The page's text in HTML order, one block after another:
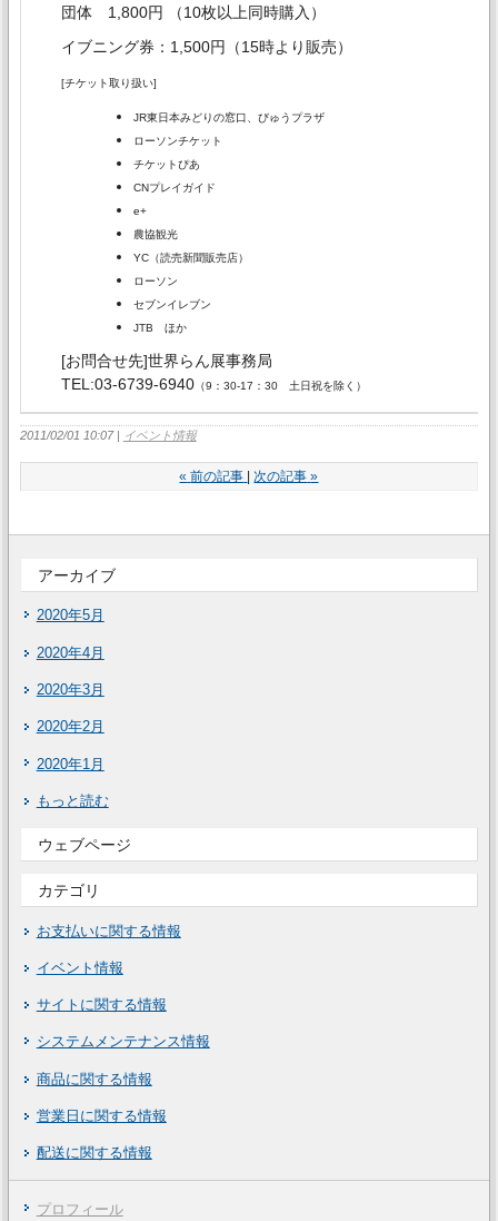
団体 1,800円 （10枚以上同時購入）
イブニング券：1,500円（15時より販売）
[チケット取り扱い]
JR東日本みどりの窓口、びゅうプラザ
ローソンチケット
チケットぴあ
CNプレイガイド
e+
農協観光
YC（読売新聞販売店）
ローソン
セブンイレブン
JTB ほか
[お問合せ先]世界らん展事務局
TEL:03-6739-6940（9：30-17：30 土日祝を除く）
2011/02/01 10:07 イベント情報
« 前の記事 次の記事 »
アーカイブ
2020年5月
2020年4月
2020年3月
2020年2月
2020年1月
もっと読む
ウェブページ
カテゴリ
お支払いに関する情報
イベント情報
サイトに関する情報
システムメンテナンス情報
商品に関する情報
営業日に関する情報
配送に関する情報
プロフィール